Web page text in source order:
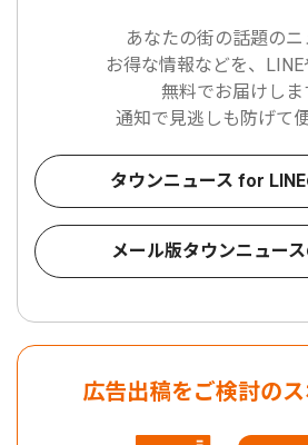
あなたの街の話題のニ
お得な情報などを、
無料でお届けしま
通知で見逃しも防げて
タウンニュース for
メール版タウンニュー
広告出稿をご検討の